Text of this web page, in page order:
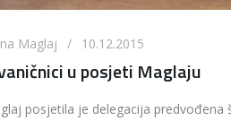
Maglaj / 10.12.2015
u posjeti Maglaju
posjetila je delegacija